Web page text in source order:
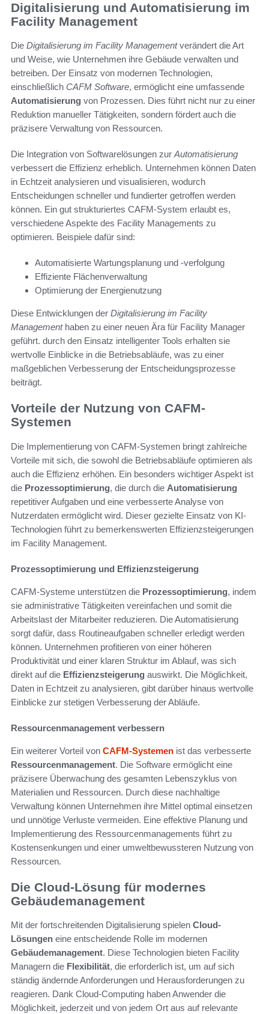
Digitalisierung und Automatisierung im
Facility Management
Die Digitalisierung im Facility Managementverändert die Art
und Weise, wie Unternehmen ihre Gebäude verwalten und
betreiben. Der Einsatz von modernen Technologien,
einschließlich CAFM Software, ermöglicht eine umfassende
Automatisierung von Prozessen. Dies führt nicht nur zu einer
Reduktion manueller Tätigkeiten, sondern fördert auch die
präzisere Verwaltung von Ressourcen.
Die Integration von Softwarelösungen zurAutomatisierung
verbessert die Effizienz erheblich. Unternehmen können Daten
in Echtzeit analysieren und visualisieren, wodurch
Entscheidungen schneller und fundierter getroffen werden
können. Ein gut strukturiertes CAFM-System erlaubt es,
verschiedene Aspekte des Facility Managements zu
optimieren. Beispiele dafür sind:
Automatisierte Wartungsplanung und -verfolgung
Effiziente Flächenverwaltung
Optimierung der Energienutzung
Diese Entwicklungen der Digitalisierung im Facility
Managementhaben zu einer neuen Ära für Facility Manager
geführt. durch den Einsatz intelligenter Tools erhalten sie
wertvolle Einblicke in die Betriebsabläufe, was zu einer
maßgeblichen Verbesserung der Entscheidungsprozesse
beiträgt.
Vorteile der Nutzung von CAFM-
Systemen
Die Implementierung von CAFM-Systemen bringt zahlreiche
Vorteile mit sich, die sowohl die Betriebsabläufe optimieren als
auch die Effizienz erhöhen. Ein besonders wichtiger Aspekt ist
die Prozessoptimierung, die durch die Automatisierung
repetitiver Aufgaben und eine verbesserte Analyse von
Nutzerdaten ermöglicht wird. Dieser gezielte Einsatz von KI-
Technologien führt zu bemerkenswerten Effizienzsteigerungen
im Facility Management.
Prozessoptimierung und Effizienzsteigerung
CAFM-Systeme unterstützen die Prozessoptimierung, indem
sie administrative Tätigkeiten vereinfachen und somit die
Arbeitslast der Mitarbeiter reduzieren. Die Automatisierung
sorgt dafür, dass Routineaufgaben schneller erledigt werden
können. Unternehmen profitieren von einer höheren
Produktivität und einer klaren Struktur im Ablauf, was sich
direkt auf die Effizienzsteigerung auswirkt. Die Möglichkeit,
Daten in Echtzeit zu analysieren, gibt darüber hinaus wertvolle
Einblicke zur stetigen Verbesserung der Abläufe.
Ressourcenmanagement verbessern
Ein weiterer Vorteil von CAFM-Systemen ist das verbesserte
Ressourcenmanagement. Die Software ermöglicht eine
präzisere Überwachung des gesamten Lebenszyklus von
Materialien und Ressourcen. Durch diese nachhaltige
Verwaltung können Unternehmen ihre Mittel optimal einsetzen
und unnötige Verluste vermeiden. Eine effektive Planung und
Implementierung des Ressourcenmanagements führt zu
Kostensenkungen und einer umweltbewussteren Nutzung von
Ressourcen.
Die Cloud-Lösung für modernes
Gebäudemanagement
Mit der fortschreitenden Digitalisierung spielen Cloud-
Lösungen eine entscheidende Rolle im modernen
Gebäudemanagement. Diese Technologien bieten Facility
Managern die Flexibilität, die erforderlich ist, um auf sich
ständig ändernde Anforderungen und Herausforderungen zu
reagieren. Dank Cloud-Computing haben Anwender die
Möglichkeit, jederzeit und von jedem Ort aus auf relevante